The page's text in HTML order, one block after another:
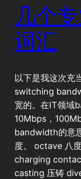
几个
词汇
以下是我这次充
switching
宽的。在IT领域
10Mbps，
bandwidth的意
度。 octave 八
charging
casting 压铸